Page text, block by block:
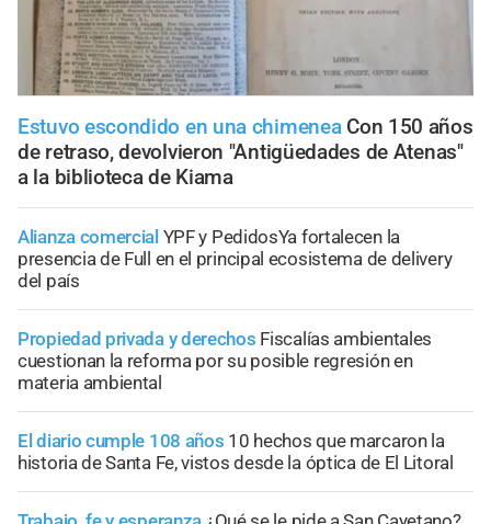
Estuvo escondido en una chimenea Con 150 años
de retraso, devolvieron "Antigüedades de Atenas"
a la biblioteca de Kiama
Alianza comercial YPF y PedidosYa fortalecen la
presencia de Full en el principal ecosistema de delivery
del país
Propiedad privada y derechos Fiscalías ambientales
cuestionan la reforma por su posible regresión en
materia ambiental
El diario cumple 108 años 10 hechos que marcaron la
historia de Santa Fe, vistos desde la óptica de El Litoral